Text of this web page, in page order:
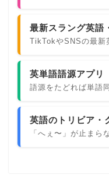
最新スラング英語
TikTokやSNSの最新
英単語語源アプリ
語源をたどれば単語
英語のトリビア・
「へぇ〜」が止ま